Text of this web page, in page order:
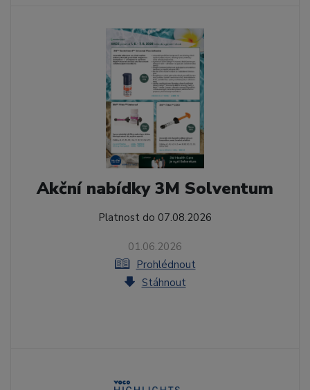
Akční nabídky 3M Solventum
Platnost do 07.08.2026
01.06.2026
Prohlédnout
Stáhnout